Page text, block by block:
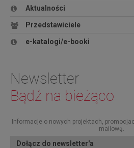
Aktualności
Przedstawiciele
e-katalogi/e-booki
Newsletter
Bądź na bieżąco
Informacje o nowych projektach,
mailową.
Dołącz do newsletter'a